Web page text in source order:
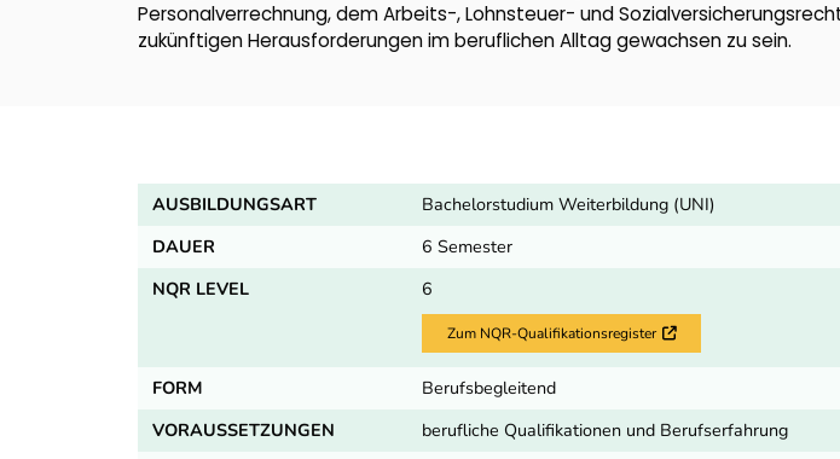
Personalverrechnung, dem Arbeits-, Lohnsteuer- und
zukünftigen Herausforderungen im beruflichen Alltag gewachsen zu sein.
AUSBILDUNGSART
Bachelorstudium Weiterbildung (UNI)
DAUER
6 Semester
NQR LEVEL
6
Zum NQR-Qualifikationsregister Externer Link
FORM
Berufsbegleitend
VORAUSSETZUNGEN
berufliche Qualifikationen und Berufserfahrung